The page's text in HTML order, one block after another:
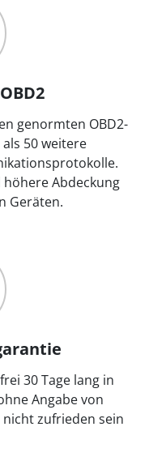
genormten OBD2-
50 weitere
Abdeckung
Geräten.
30 Tage lang in
Angabe von
zufrieden sein